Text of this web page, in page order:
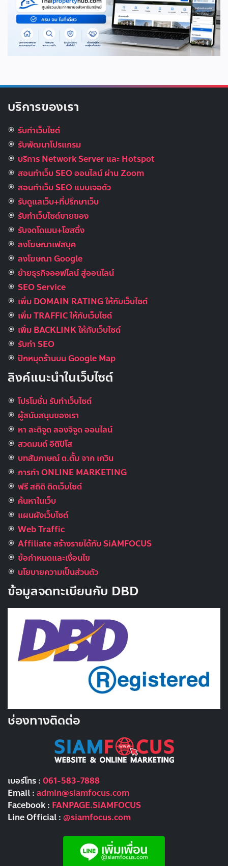
บริการของเรา
รับทำเว็บไซต์
รับพัฒนาโปรแกรม
บริการ Network Server และ Hotspot
สอนทำเว็บ SEO ออนไลน์ ผ่าน Zoom
สอนทำเว็บ SEO แบบเจอตัว
รับดูแลเว็บ+ที่ปรึกษาเว็บ
รับทําเว็บไซต์ขายของ
รับจดโดเมน+โฮสติ้ง
ลงโฆษณาเฟสบุค
ลงโฆษณา Google
ย้ายธุรกิจออฟไลน์ สู่ออนไลน์
SEO Service
เพิ่ม DOMAIN RATING ให้กับเว็บไซต์
เพิ่ม TRAFFIC ให้กับเว็บไซต์
เพิ่ม BACKLINK ให้กับเว็บไซต์
รับทำ SEO
ปักหมุดร้านบน Google Map
ลิงค์แนะนำในเว็บไซต์
โปรโมชั่น รับทำเว็บไซต์
ผู้สนับสนุนของเรา
หา ละติจูด ลองจิจูด ออนไลน์
สวดมนต์ อิติปิโส
บทสัมภาษณ์ ต.ตั้ม จาก เควิน
การทำ ONLINE MARKETING
ฟรี สถิติ ติดเว็บไซต์
ค้นหาในเว็บ
แผนผังเว็บไซต์
Web Traffic
Affiliate สร้างรายได้กับ SiAMFOCUS
ข้อกำหนดและเงื่อนไข
นโยบายความเป็นส่วนตัว
ข้อมูลจดทะเบียนกับ DBD
ช่องทางติดต่อ
เบอร์โทร : 061-583-7888
Email : admin@siamfocus.com
Facebook : FANPAGE.SiAMFOCUS
Line Official : @siamfocus.com